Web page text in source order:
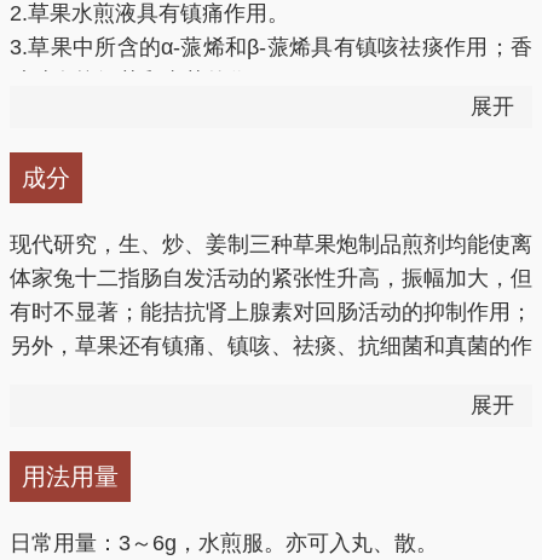
炒草果仁图片
2.草果水煎液具有镇痛作用。
3.草果中所含的α-蒎烯和β-蒎烯具有镇咳祛痰作用；香
展开
成分
现代研究，生、炒、姜制三种草果炮制品煎剂均能使离
体家兔十二指肠自发活动的紧张性升高，振幅加大，但
有时不显著；能拮抗肾上腺素对回肠活动的抑制作用；
另外，草果还有镇痛、镇咳、祛痰、抗细菌和真菌的作
展开
用法用量
日常用量：3～6g，水煎服。亦可入丸、散。